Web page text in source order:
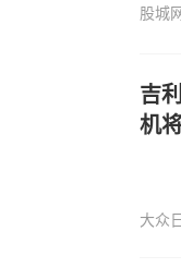
股城
吉
机
大众